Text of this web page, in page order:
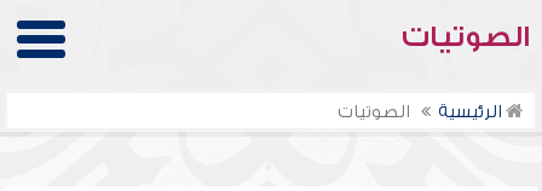
الصوتيات
الرئيسية الصوتيات